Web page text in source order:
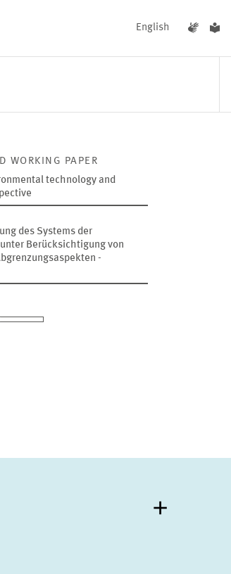
English
AKTUELLES
WORKING PAPER
technology and
des Systems der
Berücksichtigung von
-